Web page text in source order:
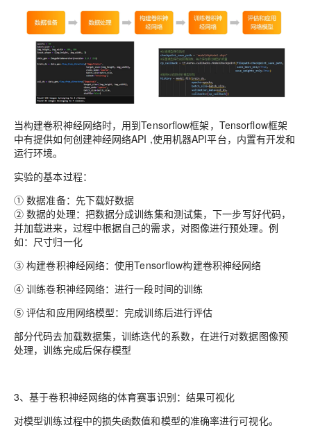
当构建卷积神经网络时，用到Tensorflow框架，Tensorflow框架
中有提供如何创建神经网络API ,使用机器API平台，内置有开发和
运行环境。
实验的基本过程：
① 数据准备：先下载好数据
② 数据的处理：把数据分成训练集和测试集，下一步写好代码，
并加载进来，过程中根据自己的需求，对图像进行预处理。例
如：尺寸归一化
③ 构建卷积神经网络：使用Tensorflow构建卷积神经网络
④ 训练卷积神经网络：进行一段时间的训练
⑤ 评估和应用网络模型：完成训练后进行评估
部分代码去加载数据集，训练迭代的系数，在进行对数据图像预
处理，训练完成后保存模型
3、基于卷积神经网络的体育赛事识别：结果可视化
对模型训练过程中的损失函数值和模型的准确率进行可视化。